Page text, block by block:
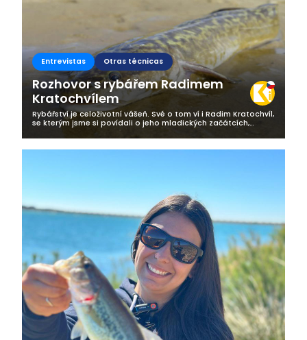
Entrevistas Otras técnicas
Rozhovor s rybářem Radimem
Kratochvílem
Rybářství je celoživotní vášeň. Své o tom ví i Radim Kratochvíl,
se kterým jsme si povídali o jeho mladických začátcích,
vztahu k rybaření, ale i o tom, jak nedocenitelnou roli hraje
volba...